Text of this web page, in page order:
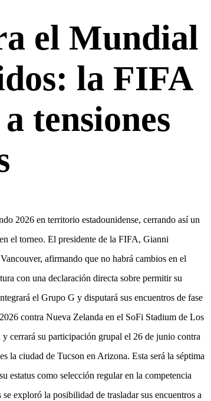
el Mundial
la FIFA
tensiones
2026 en territorio estadounidense, cerrando así un
el torneo. El presidente de la FIFA, Gianni
afirmando que no habrá cambios en el
con una declaración directa sobre permitir su
el Grupo G y disputará sus encuentros de fase
contra Nueva Zelanda en el SoFi Stadium de Los
cerrará su participación grupal el 26 de junio contra
la ciudad de Tucson en Arizona. Esta será la séptima
estatus como selección regular en la competencia
exploró la posibilidad de trasladar sus encuentros a